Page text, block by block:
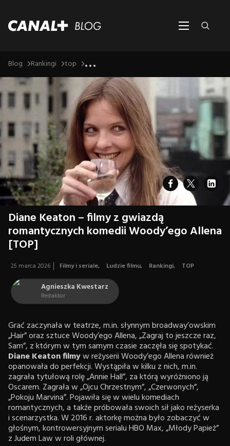
Blog Rankingi top ...
Diane Keaton – filmy z gwiazdą
romantycznych komedii Woody’ego Allena
[TOP]
25 marca 2026 Filmy i seriale, Ludzie filmu, Rankingi, TOP
Agnieszka Kwestarz
Redaktor
Grać zaczynała w teatrze, m.in. słynnym broadway’owskim
„Hair” oraz sztuce Woody’ego Allena, „Zagraj to jeszcze raz,
Sam”, z którym w tym samym czasie zaczęła się spotykać.
Diane Keaton filmyw reżyserii Woody’ego Allena również
opanowała do perfekcji. Wystąpiła w kilku z nich, m.in.
zagrała tytułową rolę „Annie Hall”, za którą wyróżniono ją
Oscarem. Zagrała w „Ojcu Chrzestnym”, „Czerwonych”,
„Pokoju Marvina”. Pojawiła się w wielu komediach
romantycznych, a także próbowała swoich sił jako reżyserka
i scenarzystka. W 2016 r. aktorkę można było zobaczyć w
głośnym, kontrowersyjnym serialu HBO Max, „Młody Papież”
z Judem Law w roli głównej.